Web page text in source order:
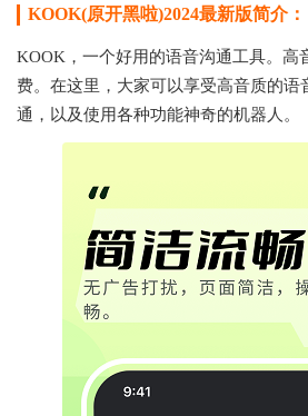
KOOK(原开黑啦)2024最新版简介：
KOOK，一个好用的语音沟通工具。高
费。在这里，大家可以享受高音质的语
通，以及使用各种功能神奇的机器人。